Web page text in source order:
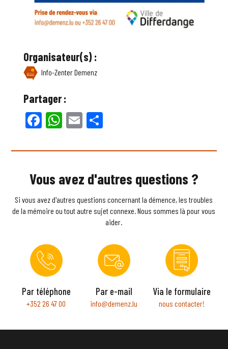
Organisateur(s) :
Info-Zenter Demenz
Partager :
Facebook
WhatsApp
Email
Vous avez d'autres questions ?
Si vous avez d'autres questions concernant la démence, les troubles
de la mémoire ou tout autre sujet connexe. Nous sommes là pour vous
aider.
Par téléphone
+352 26 47 00
Par e-mail
info@demenz.lu
Via le formulaire
nous contacter!